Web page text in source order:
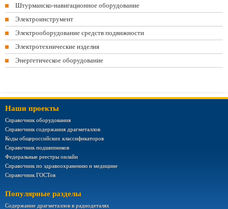
Штурманско-навигационное оборудование
Электроинструмент
Электрооборудование средств подвижности
Электротехнические изделия
Энергетическое оборудование
Наши проекты
Справочник оборудования
Справочник содержания драгметаллов
Коды общероссийских классификаторов
Справочник подшипников
Федеральные реестры онлайн
Справочник по здравоохранению и медицине
Справочник ГОСТов
Популярные разделы
Содержание драгметаллов в радиодеталях